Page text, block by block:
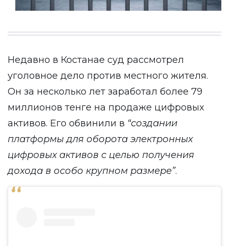
Недавно в Костанае суд рассмотрел
уголовное дело против местного жителя.
Он за несколько лет заработал более 79
миллионов тенге на продаже цифровых
активов. Его обвинили в “создании
платформы для оборота электронных
цифровых активов с целью получения
дохода в особо крупном размере”.